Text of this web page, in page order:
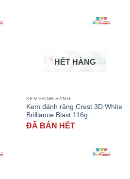
HẾT HÀNG
KEM ĐÁNH RĂNG
Kem đánh răng Crest 3D White
Brilliance Blast 116g
ĐÃ BÁN HẾT